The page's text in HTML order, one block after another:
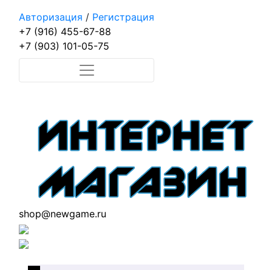
Авторизация / Регистрация
+7 (916) 455-67-88
+7 (903) 101-05-75
shop@newgame.ru